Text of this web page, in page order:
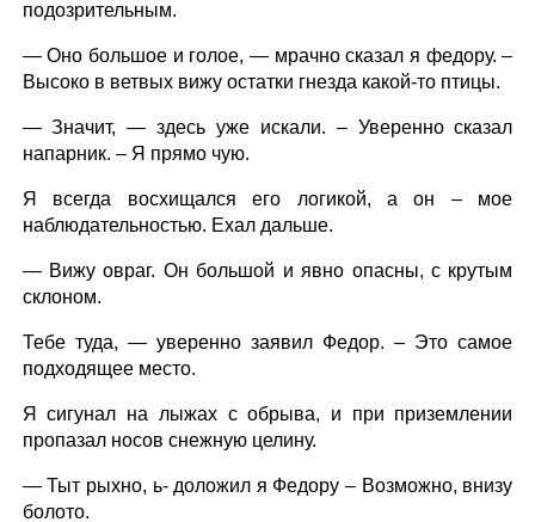
подозрительным.
— Оно большое и голое, — мрачно сказал я федору. –
Высоко в ветвых вижу остатки гнезда какой-то птицы.
— Значит, — здесь уже искали. – Уверенно сказал
напарник. – Я прямо чую.
Я всегда восхищался его логикой, а он – мое
наблюдательностью. Ехал дальше.
— Вижу овраг. Он большой и явно опасны, с крутым
склоном.
Тебе туда, — уверенно заявил Федор. – Это самое
подходящее место.
Я сигунал на лыжах с обрыва, и при приземлении
пропазал носов снежную целину.
— Тыт рыхно, ь- доложил я Федору – Возможно, внизу
болото.